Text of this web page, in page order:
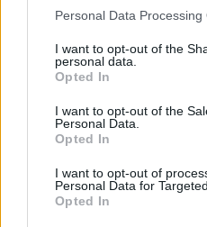
Personal Data Processing
I want to opt-out of the
personal data.
Opted In
I want to opt-out of the
Personal Data.
Opted In
I want to opt-out of
Personal Data for
Opted In
Κρήτη για το κόμμα
ΣΧΕΤΙΚA AΡΘΡΑ